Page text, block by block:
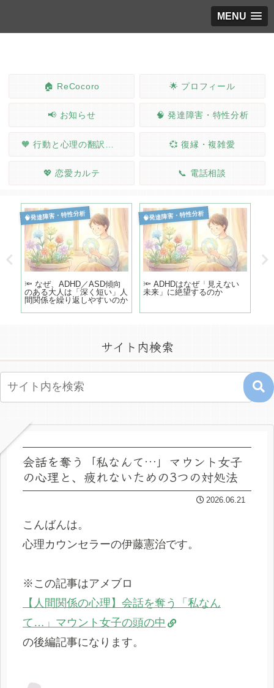
MENU
🏠 ReCocoro 🌟 プロフィール
📢 お知らせ 🧠 発達障害・特性分析
💞 復縁・複雑愛
💖 恋愛カルテ 📞 電話相談
🧠発達障害・特性分析
🔦 なぜ、ADHD／ASD傾向
のある大人は「深く短い」人
間関係を繰り返しやすいのか
🧠発達障害・特性分析
🔦 ADHDはなぜ「見えない
未来」に絶望するのか
サイト内検索
会話を奪う「私なんて…」マウント女子
の心理と、疲れないための3つの対処法
2026.06.21
こんばんは。
心理カウンセラーの伊藤憲治です。
※この記事はアメブロ
【人間関係の心理】会話を奪う「私なん
て…」マウント女子の頭の中
の後編記事になります。